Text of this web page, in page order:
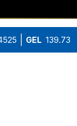
GEL 139.73